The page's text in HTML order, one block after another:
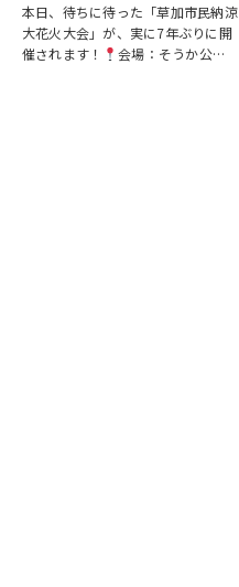
本日、待ちに待った「草加市民納涼
大花火大会」が、実に7年ぶりに開
催されます！
会場：そうか公園